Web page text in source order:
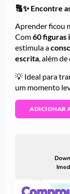
🔠✨ Encontre
Aprender ficou
Com60 figuras
estimula a
escrita, além
💡 Ideal para
um momento
ADICIONAR